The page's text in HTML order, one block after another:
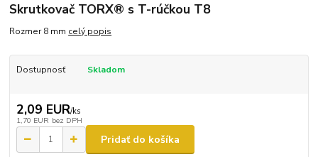
Skrutkovač TORX® s T-rúčkou T8
Rozmer 8 mm celý popis
Dostupnosť Skladom
2,09 EUR/ks
1,70 EUR bez DPH
Pridať do košíka